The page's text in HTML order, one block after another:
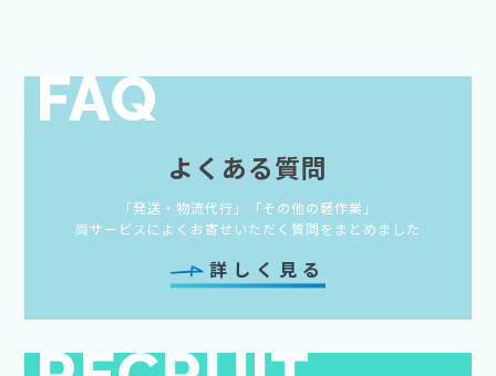
FAQ
よくある質問
「発送・物流代行」「その他の軽作業」
両サービスによくお寄せいただく質問をまとめました
詳しく見る